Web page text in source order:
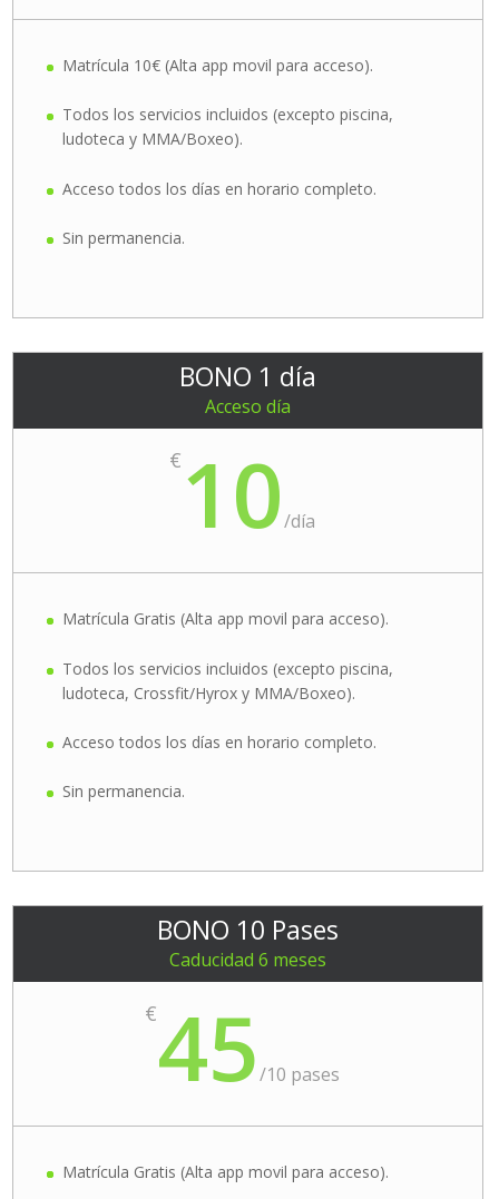
Matrícula 10€ (Alta app movil para acceso).
Todos los servicios incluidos (excepto piscina,
ludoteca y MMA/Boxeo).
Acceso todos los días en horario completo.
Sin permanencia.
BONO 1 día
Acceso día
€ 10/día
Matrícula Gratis (Alta app movil para acceso).
Todos los servicios incluidos (excepto piscina,
ludoteca, Crossfit/Hyrox y MMA/Boxeo).
Acceso todos los días en horario completo.
Sin permanencia.
BONO 10 Pases
Caducidad 6 meses
€45/10 pases
Matrícula Gratis (Alta app movil para acceso).